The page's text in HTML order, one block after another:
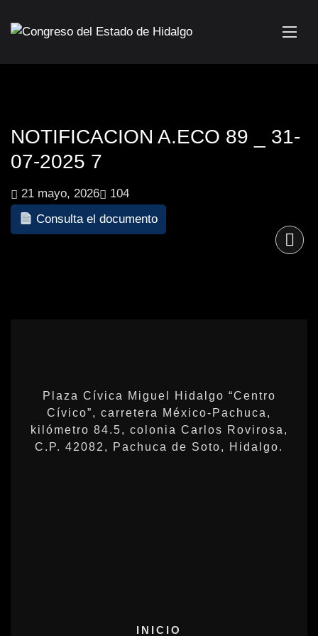
NOTIFICACION A.ECO 89 _ 31-
07-2025 7
21 mayo, 2026
104
Consulta el documento
Plaza Cívica Miguel Hidalgo “Centro
Cívico”, carretera México-Pachuca,
kilómetro 84.5, colonia Carlos Rovirosa,
C.P. 42082, Pachuca de Soto, Hidalgo.
INICIO